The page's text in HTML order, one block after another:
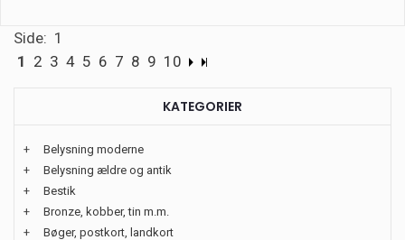
Side: 1
1 2 3 4 5 6 7 8 9 10
KATEGORIER
+
Belysning moderne
+
Belysning ældre og antik
+
Bestik
+
Bronze, kobber, tin m.m.
+
Bøger, postkort, landkort